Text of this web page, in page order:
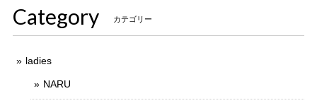
Category カテゴリー
ladies
NARU